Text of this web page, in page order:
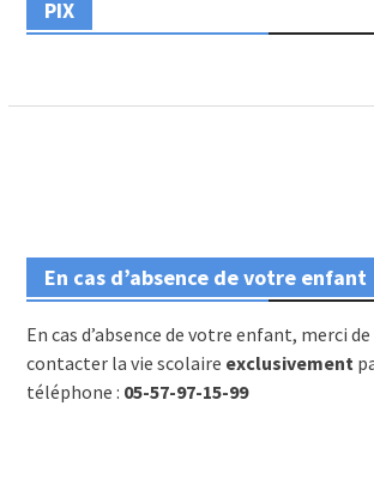
PIX
En cas d’absence de votre enfant
En cas d’absence de votre enfant, merci
contacter la vie scolaire exclusivement
téléphone : 05-57-97-15-99